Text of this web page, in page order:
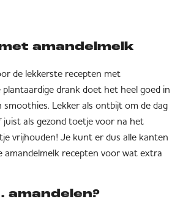
amandelmelk
de lekkerste recepten met
plantaardige drank doet het heel goed in
Lekker als ontbijt om de dag
juist als gezond toetje voor na het
vrijhouden! Je kunt er dus alle kanten
amandelmelk recepten voor wat extra
amandelen?